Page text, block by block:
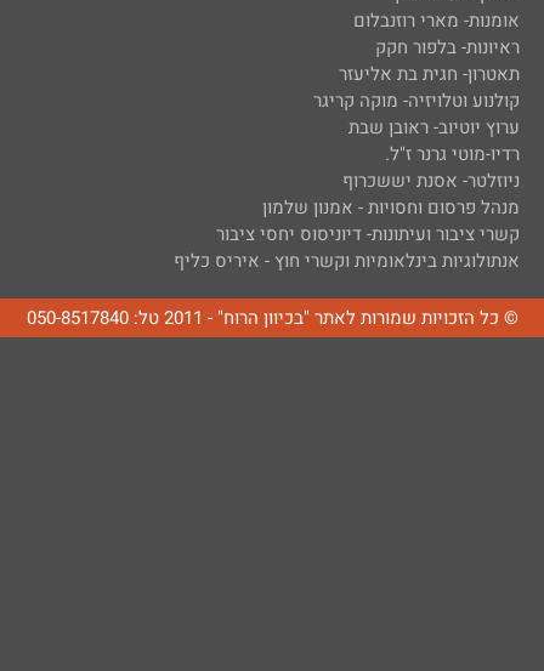
אומנות- מארי רוזנבלום
ראיונות- בלפור חקק
תאטרון- חגית בת אליעזר
קולנוע וטלויזיה- מוקה קריגר
ערוץ יוטיוב- ראובן שבת
רדיו-מוטי גרנר ז"ל.
ניוזלטר- אסנת יששכרוף
מנהל פרסום וחסויות - אמנון שלמון
קשרי ציבור ועיתונות- דיוניסוס יחסי ציבור
אנתולוגיות בינלאומיות וקשרי חוץ - איריס כליף
© כל הזכויות שמורות לאתר "בכיוון הרוח" - 2011 טל: 050-8517840